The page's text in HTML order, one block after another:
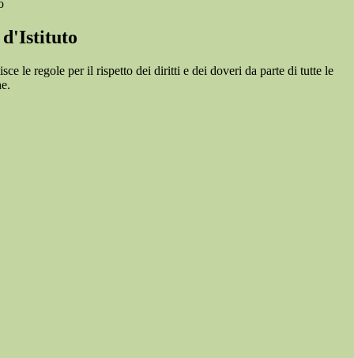
d'Istituto
le regole per il rispetto dei diritti e dei doveri da parte di tutte le